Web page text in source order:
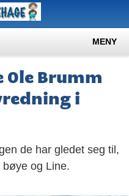
MENY
Ole Brumm
i
de har gledet seg til,
og Line.